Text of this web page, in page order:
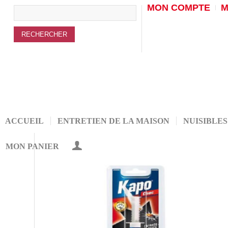
MON COMPTE
ACCUEIL ENTRETIEN DE LA MAISON NUISIBLES
MON PANIER